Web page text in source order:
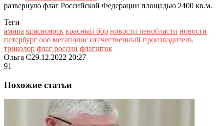
развернуло флаг Российской Федерации площадью 2400 кв.м.
Теги
амира красноярск красный бор новости ленобласти новости
петербург ооо мегаполис отечественный производитель
триколор флаг россии флагшток
Ольга С29.12.2022 20:27
91
Похожие статьи